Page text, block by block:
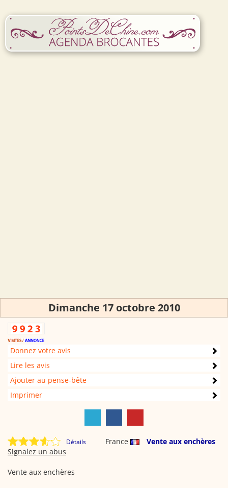
Dimanche 17 octobre 2010
Donnez votre avis
Lire les avis
Ajouter au pense-bête
Imprimer
Détails France
Vente aux enchères
Signalez un abus
Vente aux enchères